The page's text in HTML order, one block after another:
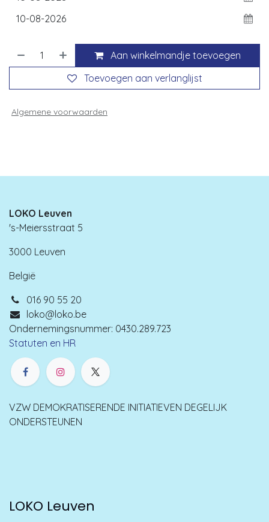
Aan winkelmandje toevoegen
Toevoegen aan verlanglijst
Algemene voorwaarden
LOKO Leuven
's-Meiersstraat 5
3000 Leuven
België
016 90 55 20
loko@loko.be
Ondernemingsnummer: 0430.289.723
Statuten en HR
VZW DEMOKRATISERENDE INITIATIEVEN DEGELIJK
ONDERSTEUNEN
LOKO Leuven